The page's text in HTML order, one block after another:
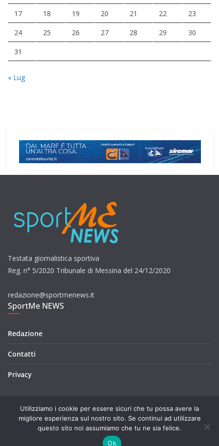
17 18 19 20 21 22 23
24 25 26 27 28 29 30
31
« Lug
Testata giornalistica sportiva
Reg. n° 5/2020 Tribunale di Messina del 24/12/2020
redazione@sportmenews.it
SportMe NEWS
Redazione
Contatti
Privacy
Copyright © 2026SportMe NEWS. Tutti i diritti riservati.
di ThemeGrill. Powered by
Utilizziamo i cookie per essere sicuri che tu possa avere la
migliore esperienza sul nostro sito. Se continui ad utilizzare
questo sito noi assumiamo che tu ne sia felice.
Ok